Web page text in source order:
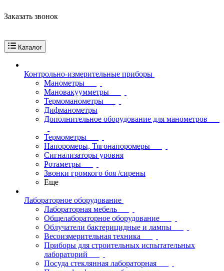
Заказать звонок
Каталог
Контрольно-измерительные приборы
Манометры
Мановакуумметры
Термоманометры
Дифманометры
Дополнительное оборудование для манометров
Термометры
Напоромеры, Тягонапоромеры
Сигнализаторы уровня
Ротаметры
Звонки громкого боя /сирены
Еще
Лабораторное оборудование
Лабораторная мебель
Общелабораторное оборудование
Облучатели бактерицидные и лампы
Весоизмерительная техника
Приборы для строительных испытательных
лабораторий
Посуда стеклянная лабораторная